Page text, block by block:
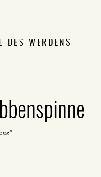
DES WERDENS